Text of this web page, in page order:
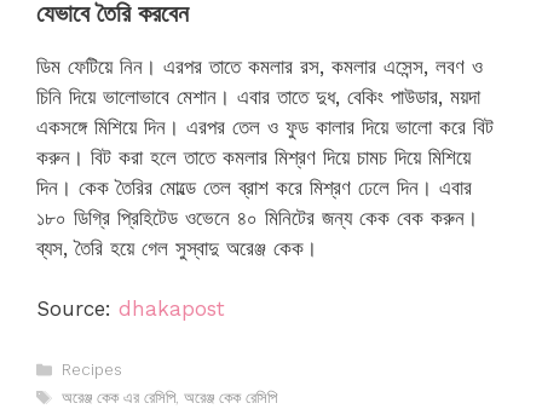
যেভাবে তৈরি করবেন
ডিম ফেটিয়ে নিন। এরপর তাতে কমলার রস, কমলার এসেন্স, লবণ ও
চিনি দিয়ে ভালোভাবে মেশান। এবার তাতে দুধ, বেকিং পাউডার, ময়দা
একসঙ্গে মিশিয়ে দিন। এরপর তেল ও ফুড কালার দিয়ে ভালো করে বিট
করুন। বিট করা হলে তাতে কমলার মিশ্রণ দিয়ে চামচ দিয়ে মিশিয়ে
দিন। কেক তৈরির মোল্ডে তেল ব্রাশ করে মিশ্রণ ঢেলে দিন। এবার
১৮০ ডিগ্রি প্রিহিটেড ওভেনে ৪০ মিনিটের জন্য কেক বেক করুন।
ব্যস, তৈরি হয়ে গেল সুস্বাদু অরেঞ্জ কেক।
Source: dhakapost
Categories
Recipes
Tags
অরেঞ্জ কেক এর রেসিপি, অরেঞ্জ কেক রেসিপি